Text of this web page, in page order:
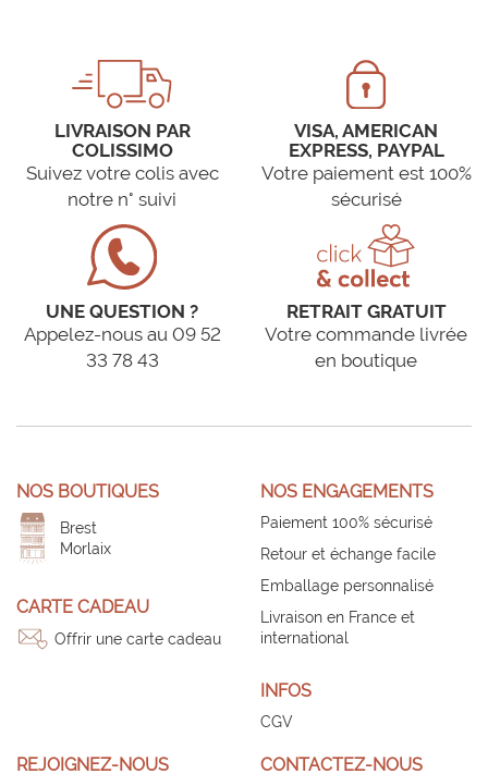
LIVRAISON PAR
COLISSIMO
Suivez votre colis avec
notre n° suivi
VISA, AMERICAN
EXPRESS, PAYPAL
Votre paiement est 100%
sécurisé
UNE QUESTION ?
Appelez-nous au 09 52
33 78 43
RETRAIT GRATUIT
Votre commande livrée
en boutique
NOS BOUTIQUES
Brest
Morlaix
CARTE CADEAU
Offrir une carte cadeau
NOS ENGAGEMENTS
Paiement 100% sécurisé
Retour et échange facile
Emballage personnalisé
Livraison en France et
international
INFOS
CGV
REJOIGNEZ-NOUS CONTACTEZ-NOUS